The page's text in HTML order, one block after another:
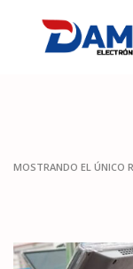
MOSTRANDO EL ÚNICO